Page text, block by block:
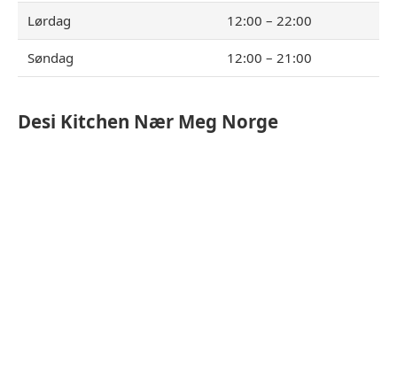
Lørdag 12:00 – 22:00
Søndag 12:00 – 21:00
Desi Kitchen Nær Meg Norge